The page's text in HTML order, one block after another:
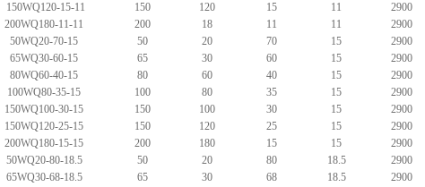
150WQ120-15-11
150 120 15 11
2900
200WQ180-11-11
200 18 11 11
2900
50WQ20-70-15
50 20 70 15
2900
65WQ30-60-15
65 30 60 15
2900
80WQ60-40-15
80 60 40 15
2900
100WQ80-35-15
100 80 35 15
2900
150WQ100-30-15
150 100 30 15
2900
150WQ120-25-15
150 120 25 15
2900
200WQ180-15-15
200 180 15 15
2900
50WQ20-80-18.5
50 20 80 18.5
2900
65WQ30-68-18.5
65 30 68 18.5
2900